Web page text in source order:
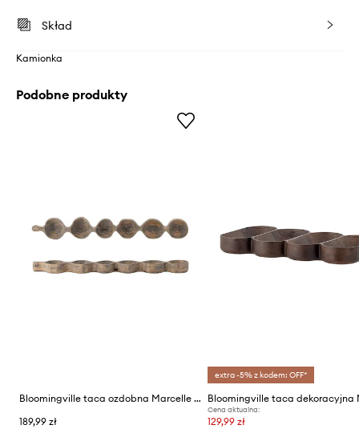
Skład
Kamionka
Podobne produkty
Bloomingville taca ozdobna Marcelle 60 x 3,5 x 8 cm
189,99 zł
extra -5% z kodem: OFF*
Cena aktualna:
129,99 zł